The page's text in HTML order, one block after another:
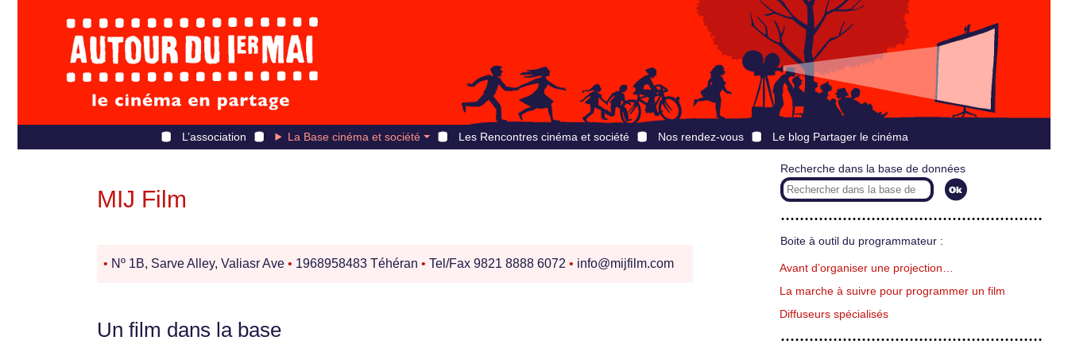
L’association La Base cinéma et société Les Rencontres cinéma et société Nos rendez-vous Le blog Partager le cinéma
MIJ Film
• Nº 1B, Sarve Alley, Valiasr Ave • 1968958483 Téhéran • Tel/Fax 9821 8888 6072 • info@mijfilm.com
Un film dans la base
Recherche dans la base de données
Boite à outil du programmateur :
Avant d’organiser une projection…
La marche à suivre pour programmer un film
Diffuseurs spécialisés